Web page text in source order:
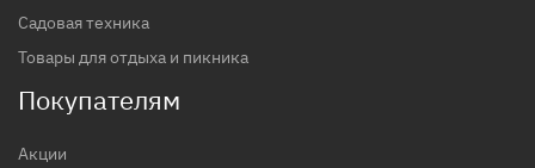
Садовая техника
Товары для отдыха и пикника
Покупателям
Акции